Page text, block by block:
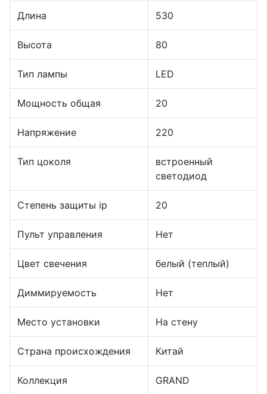
Длина 530
Высота 80
Тип лампы LED
Мощность общая 20
Напряжение 220
Тип цоколя
встроенный
светодиод
Степень защиты ip 20
Пульт управления Нет
Цвет свечения белый (теплый)
Диммируемость Нет
Место установки На стену
Страна происхождения Китай
Коллекция GRAND